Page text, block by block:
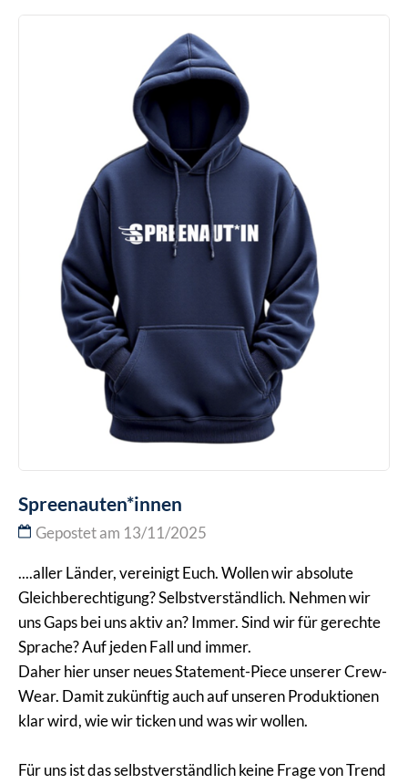
Spreenauten*innen
Gepostet am 13/11/2025
....aller Länder, vereinigt Euch. Wollen wir absolute
Gleichberechtigung? Selbstverständlich. Nehmen wir
uns Gaps bei uns aktiv an? Immer. Sind wir für gerechte
Sprache? Auf jeden Fall und immer.
Daher hier unser neues Statement-Piece unserer Crew-
Wear. Damit zukünftig auch auf unseren Produktionen
klar wird, wie wir ticken und was wir wollen.
Für uns ist das selbstverständlich keine Frage von Trend